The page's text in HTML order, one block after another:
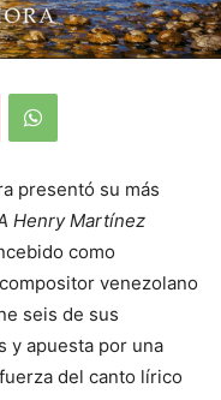
presentó su más
Henry Martínez
como
venezolano
seis de sus
y apuesta por una
del canto lírico